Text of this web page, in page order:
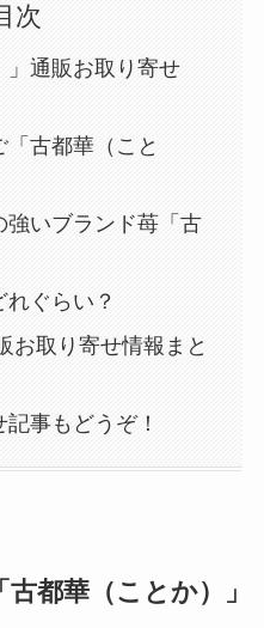
次
」通販お取り寄せ
古都華（こと
いブランド苺「古
れぐらい？
お取り寄せ情報まと
事もどうぞ！
都華（ことか）」